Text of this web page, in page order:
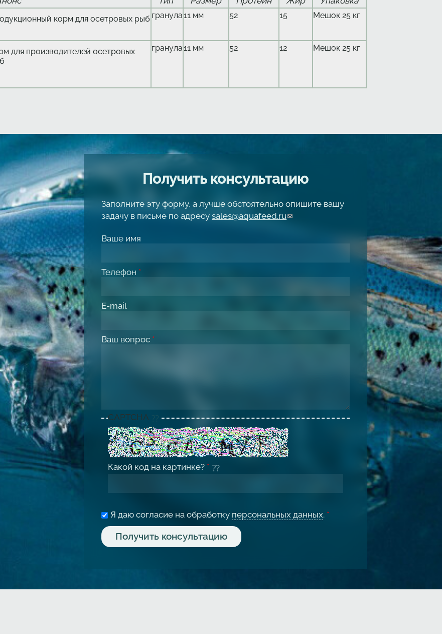
корм для осетровых рыб гранула11 мм 52 15 Мешок 25 кг
для производителей осетровых
гранула11 мм 52 12 Мешок 25 кг
Получить консультацию
Заполните эту форму, а лучше обстоятельно опишите вашу
задачу в письме по адресуsales@aquafeed.ru(link sends e-mail)
Ваше имя
Телефон *
E-mail
Ваш вопрос *
CAPTCHA
Какой код на картинке? *
Я даю согласие на обработку персональных данных. *